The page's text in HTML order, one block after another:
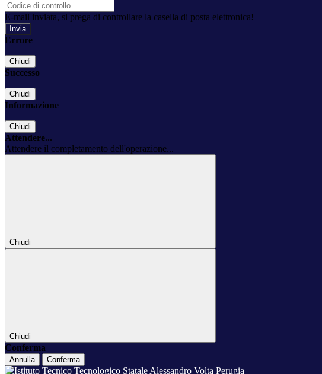
E-mail inviata, si prega di controllare la casella di posta elettronica!
Errore
Chiudi
Successo
Chiudi
Informazione
Chiudi
Attendere...
Attendere il completamento dell'operazione...
Chiudi
Chiudi
Conferma
Annulla Conferma